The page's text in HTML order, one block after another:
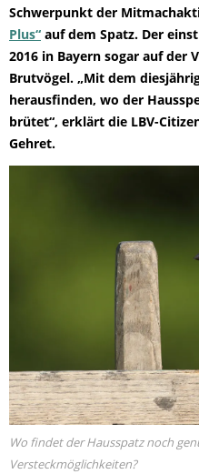
Schwerpunkt der
Plus“ auf dem Spatz. Der
2016 in Bayern sogar auf der
Brutvögel. „Mit dem
herausfinden, wo der
brütet“, erklärt die LBV-
Gehret.
Wo findet der Hausspatz noch
Versteckmöglichkeiten?